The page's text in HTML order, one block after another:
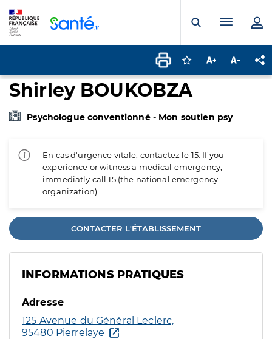
Ouvrir laMenu
Connectez-vous
Augmenter la
Shirley BOUKOBZA
Psychologue conventionné - Mon soutien psy
En cas d'urgence vitale, contactez le 15. If you
experience or witness a medical emergency,
immediatly call 15 (the national emergency
organization).
CONTACTER L'ÉTABLISSEMENT
INFORMATIONS PRATIQUES
Adresse
125 Avenue du Général Leclerc,
95480 Pierrelaye